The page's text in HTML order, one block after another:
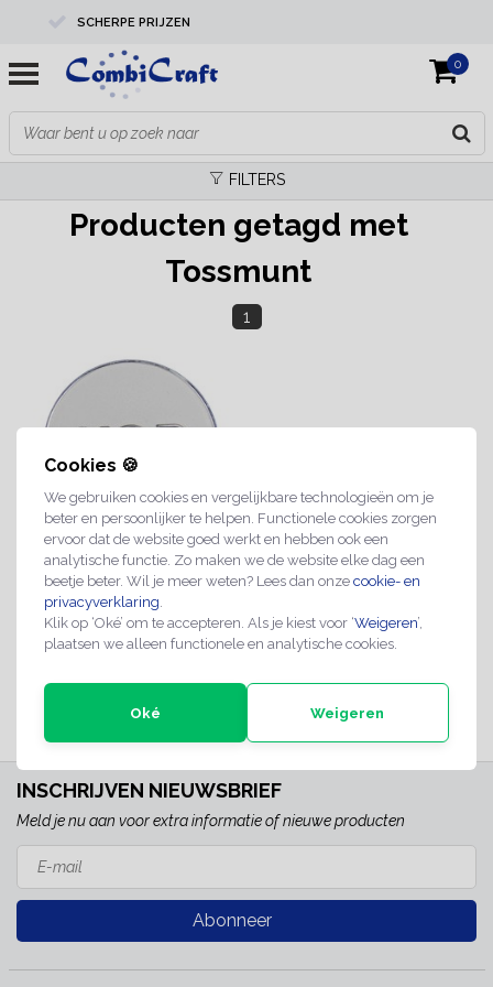
Cookies 🍪
We gebruiken cookies en vergelijkbare technologieën om je
beter en persoonlijker te helpen. Functionele cookies zorgen
ervoor dat de website goed werkt en hebben ook een
analytische functie. Zo maken we de website elke dag een
beetje beter. Wil je meer weten? Lees dan onze cookie- en
privacyverklaring.
Klik op ‘Oké’ om te accepteren. Als je kiest voor ‘Weigeren’,
plaatsen we alleen functionele en analytische cookies.
Oké Weigeren
SCHERPE PRIJZEN
PROFESSIONELE KWALITEIT
EXPERTS IN MAATWERK
0
FILTERS
Producten getagd met
Tossmunt
1
Toss munt Ø35mm
€2,95
Direct leverbaar
INSCHRIJVEN NIEUWSBRIEF
Meld je nu aan voor extra informatie of nieuwe producten
Abonneer